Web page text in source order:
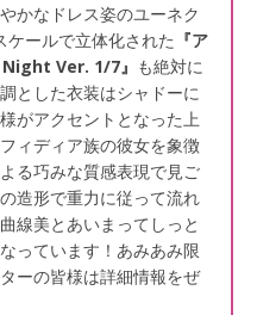
かなドレス姿のユーネク
ールで立体化された 『ア
Ver. 1/7』 も絶対に
とした衣装はシャドーに
がアクセントとなった上
ィディア族の彼女を象徴
る巧みな質感表現で見ご
造形で重力に従って流れ
線美とあいまってしっと
っています！あみあみ限
ーの皆様は詳細情報をぜ